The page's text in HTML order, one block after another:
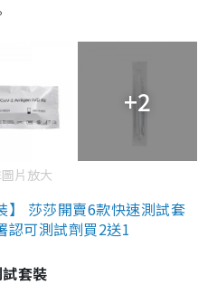
+2
片放大
】 莎莎開賣6款快速測試套
認可測試劑買2送1
套裝